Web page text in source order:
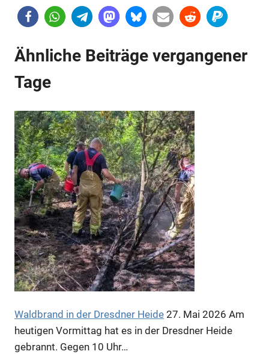
Anzeige
Anzeige
Anzeige
Ähnliche Beiträge vergangener
Tage
Waldbrand in der Dresdner Heide 27. Mai 2026 Am
heutigen Vormittag hat es in der Dresdner Heide
gebrannt. Gegen 10 Uhr…